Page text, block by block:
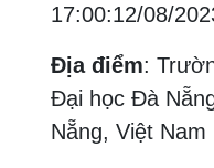
17:00:12/08/
Địa điểm:
Đại học Đà
Nẵng, Việt Nam